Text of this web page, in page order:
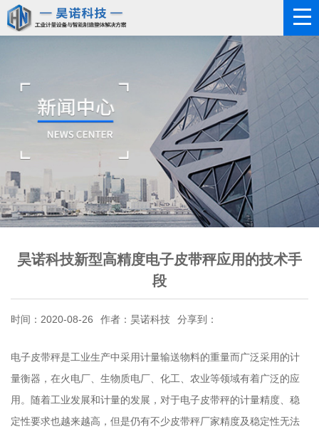
昊诺科技新型高精度电子皮带秤应用的技术手
段
时间：2020-08-26 作者：昊诺科技 分享到：
电子皮带秤是工业生产中采用计量输送物料的重量而广泛采用的计
量衡器，在火电厂、生物质电厂、化工、农业等领域有着广泛的应
用。随着工业发展和计量的发展，对于电子皮带秤的计量精度、稳
定性要求也越来越高，但是仍有不少皮带秤厂家精度及稳定性无法